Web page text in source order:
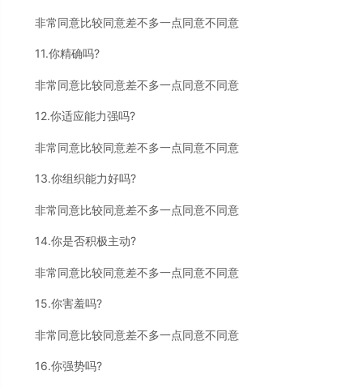
非常同意比较同意差不多一点同意不同意
11.你精确吗?
非常同意比较同意差不多一点同意不同意
12.你适应能力强吗?
非常同意比较同意差不多一点同意不同意
13.你组织能力好吗?
非常同意比较同意差不多一点同意不同意
14.你是否积极主动?
非常同意比较同意差不多一点同意不同意
15.你害羞吗?
非常同意比较同意差不多一点同意不同意
16.你强势吗?